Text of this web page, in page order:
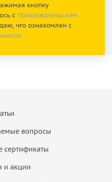
кнопку
с Пользовательским
что ознакомлен с
вопросы
сертификаты
и акции